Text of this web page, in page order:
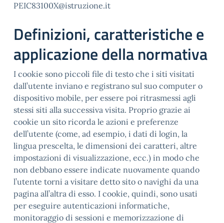
PEIC83100X@istruzione.it
Definizioni, caratteristiche e
applicazione della normativa
I cookie sono piccoli file di testo che i siti visitati
dall’utente inviano e registrano sul suo computer o
dispositivo mobile, per essere poi ritrasmessi agli
stessi siti alla successiva visita. Proprio grazie ai
cookie un sito ricorda le azioni e preferenze
dell’utente (come, ad esempio, i dati di login, la
lingua prescelta, le dimensioni dei caratteri, altre
impostazioni di visualizzazione, ecc.) in modo che
non debbano essere indicate nuovamente quando
l’utente torni a visitare detto sito o navighi da una
pagina all’altra di esso. I cookie, quindi, sono usati
per eseguire autenticazioni informatiche,
monitoraggio di sessioni e memorizzazione di